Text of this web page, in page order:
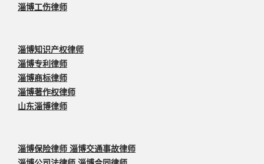
淄博工伤律师
淄博知识产权律师
淄博专利律师
淄博商标律师
淄博著作权律师
山东淄博律师
淄博保险律师 淄博交通事故律师